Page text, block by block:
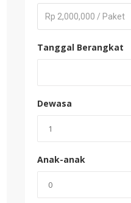
Rp 2,000,000 / Paket
Tanggal Berangkat
Dewasa
Anak-anak